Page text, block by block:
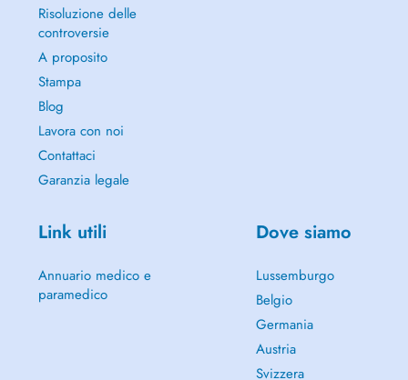
Risoluzione delle
controversie
A proposito
Stampa
Blog
Lavora con noi
Contattaci
Garanzia legale
Link utili
Annuario medico e
paramedico
Dove siamo
Lussemburgo
Belgio
Germania
Austria
Svizzera